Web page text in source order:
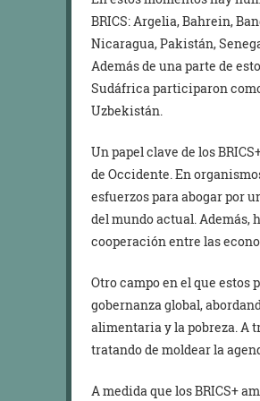
BRICS: Argelia, Bahrein,
Nicaragua, Pakistán,
Además de una parte de
Sudáfrica participaron
Uzbekistán.
Un papel clave de los
de Occidente. En
esfuerzos para abogar por
del mundo actual.
cooperación entre las
Otro campo en el que estos
gobernanza global,
alimentaria y la pobreza. A
tratando de moldear la
A medida que los BRICS+